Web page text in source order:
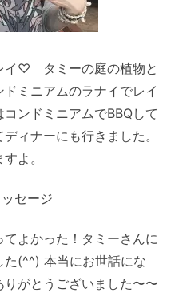
イ♡ タミーの庭の植物と
ミニアムのラナイでレイ
ンドミニアムでBBQして
ィナーにも行きました。
よ。
セージ
てよかった！タミーさんに
た(^^) 本当にお世話にな
がとうございました〜〜